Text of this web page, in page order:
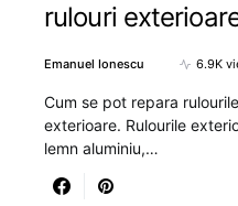
rulouri
Emanuel Ionescu 6.9K
Cum se pot repara
exterioare. Rulourile
lemn aluminiu,…